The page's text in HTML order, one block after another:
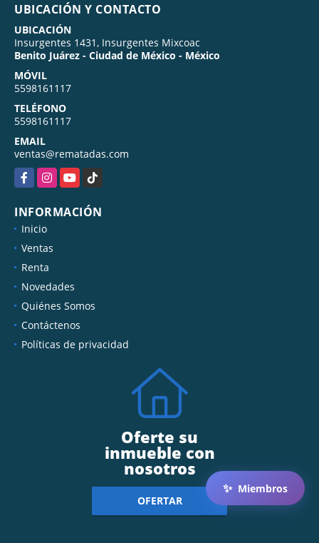
✨ Miembros
UBICACIÓN Y CONTACTO
UBICACIÓN
Insurgentes 1431, Insurgentes Mixcoac
Benito Juárez - Ciudad de México - México
MÓVIL
5598161117
TELÉFONO
5598161117
EMAIL
ventas@rematadas.com
FacebookInstagramYouTubeTikTok
INFORMACIÓN
Inicio
Ventas
Renta
Novedades
Quiénes Somos
Contáctenos
Políticas de privacidad
Oferte su
inmueble con
nosotros
OFERTAR